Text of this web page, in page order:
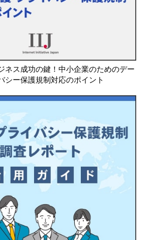
ネス成功の鍵！中小企業のためのデー
シー保護規制対応のポイント